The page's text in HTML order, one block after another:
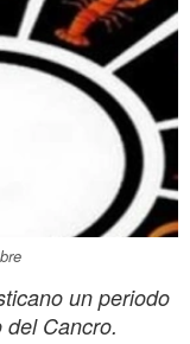
un periodo
Cancro.